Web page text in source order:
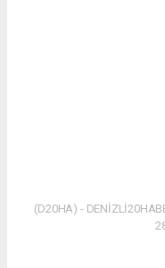
(D20HA) -